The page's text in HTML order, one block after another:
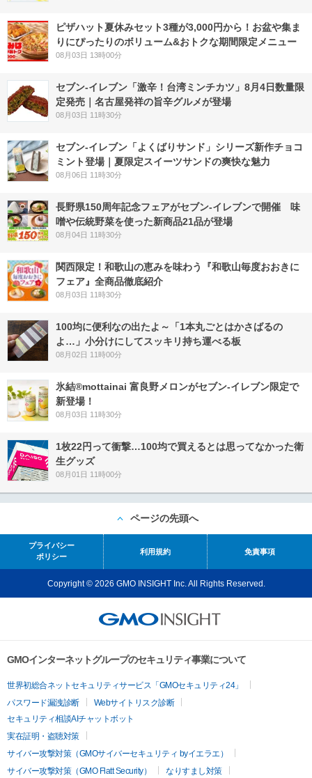
ピザハット夏休みセット3種が3,000円から！お盆や集ま
りにぴったりのボリューム&おトクな期間限定メニュー
08月03日 13時00分
セブン-イレブン「激辛！台湾ミンチカツ」8月4日数量限
定発売｜名古屋発祥の旨辛グルメが登場
08月03日 11時30分
セブン‐イレブン「よくばりサンド」シリーズ新作チョコ
ミント登場｜夏限定スイーツサンドの爽快な魅力
08月06日 11時30分
長野県150周年記念フェアがセブン-イレブンで開催 味
噌や伝統野菜を使った新商品21品が登場
08月04日 11時30分
関西限定！和歌山の恵みを味わう『和歌山毎度おおきに
フェア』全商品徹底紹介
08月03日 11時30分
100均に便利なの出たよ～「1本丸ごとはかさばるの
よ…」小分けにしてスッキリ持ち運べる板
08月02日 11時00分
氷結®mottainai 富良野メロンがセブン‐イレブン限定で
新登場！
08月03日 11時30分
1枚22円って衝撃…100均で買えるとは思ってなかった衛
生グッズ
08月01日 11時00分
ページの先頭へ
プライバシー
ポリシー
利用規約 免責事項
Copyright © 2026 GMO INSIGHT Inc. All Rights Reserved.
GMOインターネットグループのセキュリティ事業について
世界初総合ネットセキュリティサービス「GMOセキュリティ24」
パスワード漏洩診断
Webサイトリスク診断
セキュリティ相談AIチャットボット
実在証明・盗聴対策
サイバー攻撃対策（GMOサイバーセキュリティ byイエラエ）
サイバー攻撃対策（GMO Flatt Security）
なりすまし対策